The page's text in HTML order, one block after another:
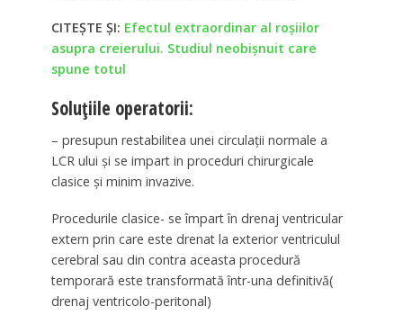
CITEȘTE ȘI: Efectul extraordinar al roșiilor
asupra creierului. Studiul neobișnuit care
spune totul
Soluțiile operatorii:
– presupun restabilitea unei circulații normale a
LCR ului și se impart in proceduri chirurgicale
clasice și minim invazive.
Procedurile clasice- se împart în drenaj ventricular
extern prin care este drenat la exterior ventriculul
cerebral sau din contra aceasta procedură
temporară este transformată într-una definitivă(
drenaj ventricolo-peritonal)